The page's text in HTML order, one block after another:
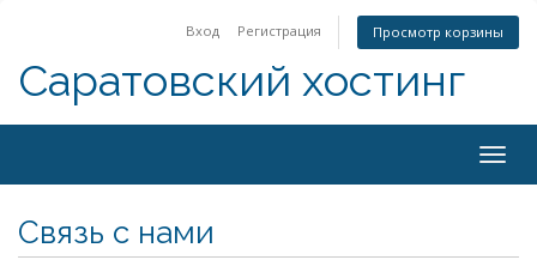
Вход Регистрация Просмотр корзины
Саратовский хостинг
Связь с нами